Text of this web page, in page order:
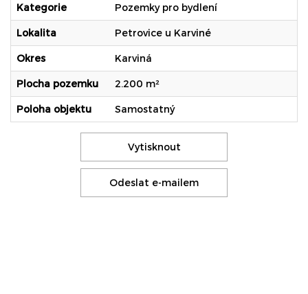
Kategorie Pozemky pro bydlení
Lokalita Petrovice u Karviné
Okres Karviná
Plocha pozemku 2.200 m²
Poloha objektu Samostatný
Vytisknout
Odeslat e-mailem